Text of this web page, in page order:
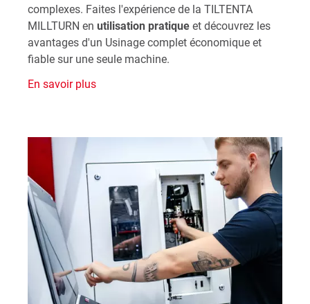
complexes. Faites l'expérience de la TILTENTA
MILLTURN en utilisation pratique et découvrez les
avantages d'un Usinage complet économique et
fiable sur une seule machine.
En savoir plus